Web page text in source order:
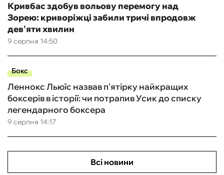
9 серпня 14:50
Кривбас здобув вольову перемогу над
Зорею: криворіжці забили тричі впродовж
дев'яти хвилин
Бокс
9 серпня 14:17
Леннокс Льюїс назвав п'ятірку найкращих
боксерів в історії: чи потрапив Усик до списку
легендарного боксера
Всі новини